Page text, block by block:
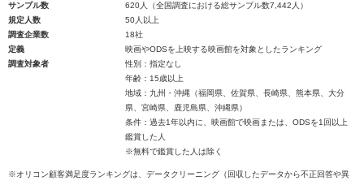
サンプル数
620人（全国調査における総サンプル数7,442人）
規定人数
50人以上
調査企業数
18社
定義
映画やODSを上映する映画館を対象としたランキング
調査対象者
性別：指定なし
年齢：15歳以上
地域：九州・沖縄（福岡県、佐賀県、長崎県、熊本県、大分
県、宮崎県、鹿児島県、沖縄県）
条件：過去1年以内に、映画館で映画または、ODSを1回以上
鑑賞した人
※無料で鑑賞した人は除く
※オリコン顧客満足度ランキングは、データクリーニング（回収したデータから不正回答や異